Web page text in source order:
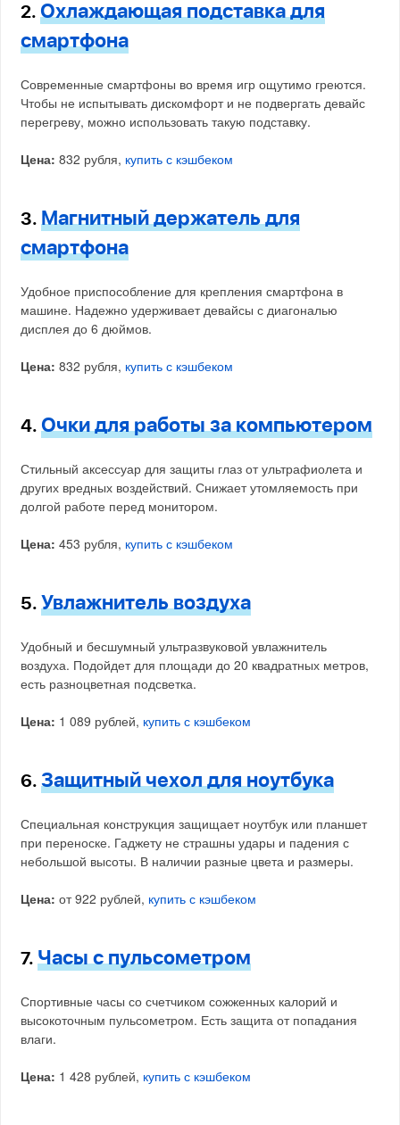
2.Охлаждающая подставка для
смартфона
Современные смартфоны во время игр ощутимо греются.
Чтобы не испытывать дискомфорт и не подвергать девайс
перегреву, можно использовать такую подставку.
Цена: 832 рубля, купить с кэшбеком
3.Магнитный держатель для
смартфона
Удобное приспособление для крепления смартфона в
машине. Надежно удерживает девайсы с диагональю
дисплея до 6 дюймов.
Цена: 832 рубля, купить с кэшбеком
4.Очки для работы за компьютером
Стильный аксессуар для защиты глаз от ультрафиолета и
других вредных воздействий. Снижает утомляемость при
долгой работе перед монитором.
Цена: 453 рубля, купить с кэшбеком
5.Увлажнитель воздуха
Удобный и бесшумный ультразвуковой увлажнитель
воздуха. Подойдет для площади до 20 квадратных метров,
есть разноцветная подсветка.
Цена: 1 089 рублей, купить с кэшбеком
6.Защитный чехол для ноутбука
Специальная конструкция защищает ноутбук или планшет
при переноске. Гаджету не страшны удары и падения с
небольшой высоты. В наличии разные цвета и размеры.
Цена: от 922 рублей, купить с кэшбеком
7.Часы с пульсометром
Спортивные часы со счетчиком сожженных калорий и
высокоточным пульсометром. Есть защита от попадания
влаги.
Цена: 1 428 рублей, купить с кэшбеком